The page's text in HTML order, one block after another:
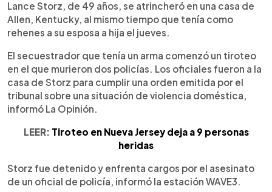
Escuchar artículo
Lance Storz, de 49 años, se atrincheró en una casa de
Allen, Kentucky, al mismo tiempo que tenía como
rehenes a su esposa a hija el jueves.
El secuestrador que tenía un arma comenzó un tiroteo
en el que murieron dos policías. Los oficiales fueron a la
casa de Storz para cumplir una orden emitida por el
tribunal sobre una situación de violencia doméstica,
informó La Opinión.
LEER: Tiroteo en Nueva Jersey deja a 9 personas
heridas
Storz fue detenido y enfrenta cargos por el asesinato
de un oficial de policía, informó la estación WAVE3.